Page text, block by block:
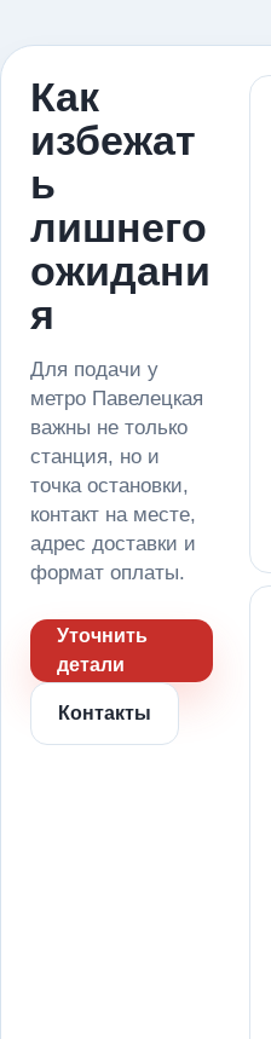
Как
избежат
ь
лишнего
ожидани
я
Для подачи у
метро Павелецкая
важны не только
станция, но и
точка остановки,
контакт на месте,
адрес доставки и
формат оплаты.
Уточнить
детали
Контакты